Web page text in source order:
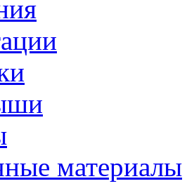
материалы